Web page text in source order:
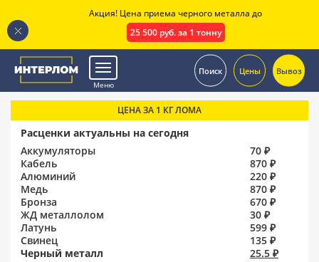
Меню
Поиск Цены Вывоз
ЦЕНА ЗА 1 КГ ЛОМА
Расценки актуальны на сегодня
Аккумуляторы
70 ₽
Кабель
870 ₽
Алюминий
220 ₽
Медь
870 ₽
Бронза
670 ₽
ЖД металлолом
30 ₽
Латунь
599 ₽
Свинец
135 ₽
Черный металл
25.5 ₽
Акция! Цена приема черного металла до
25 500 руб. за 1 тонну
.